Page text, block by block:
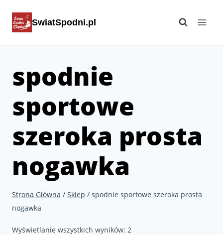
SwiatSpodni.pl
spodnie
sportowe
szeroka prosta
nogawka
Strona Główna / Sklep / spodnie sportowe szeroka prosta
nogawka
Wyświetlanie wszystkich wyników: 2